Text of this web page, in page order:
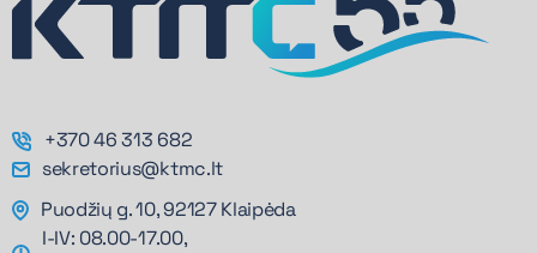
+370 46 313 682
sekretorius@ktmc.lt
Puodžių g. 10, 92127 Klaipėda
I-IV: 08.00-17.00,